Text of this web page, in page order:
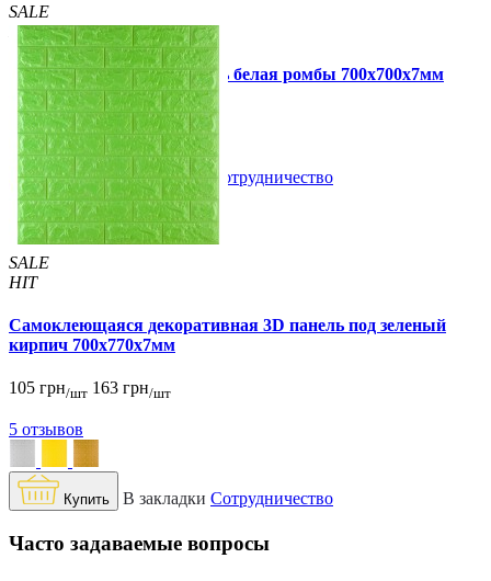
SALE
HIT
Самоклеющаяся 3D панель белая ромбы 700x700x7мм
109 грн/шт 160 грн /шт
Купить В закладки Сотрудничество
SALE
HIT
Самоклеющаяся декоративная 3D панель под зеленый
кирпич 700x770x7мм
105 грн/шт 163 грн/шт
5 отзывов
Купить В закладки Сотрудничество
Часто задаваемые вопросы